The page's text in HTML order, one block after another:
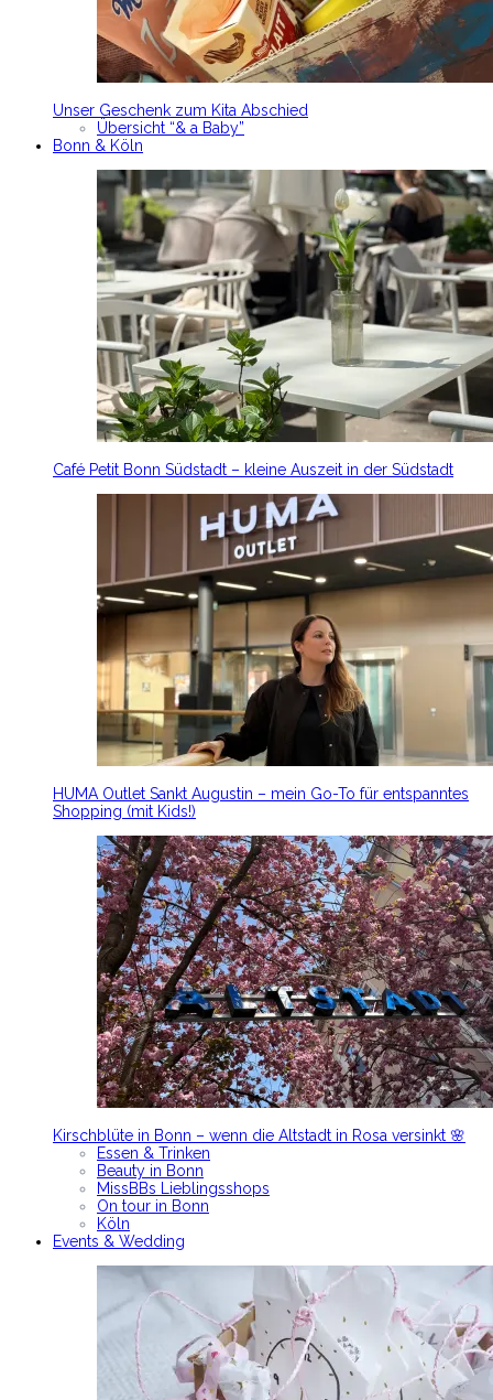
Unser Geschenk zum Kita Abschied
Übersicht “& a Baby”
Bonn & Köln
Café Petit Bonn Südstadt – kleine Auszeit in der Südstadt
HUMA Outlet Sankt Augustin – mein Go-To für entspanntes
Shopping (mit Kids!)
Kirschblüte in Bonn – wenn die Altstadt in Rosa versinkt 🌸
Essen & Trinken
Beauty in Bonn
MissBBs Lieblingsshops
On tour in Bonn
Köln
Events & Wedding